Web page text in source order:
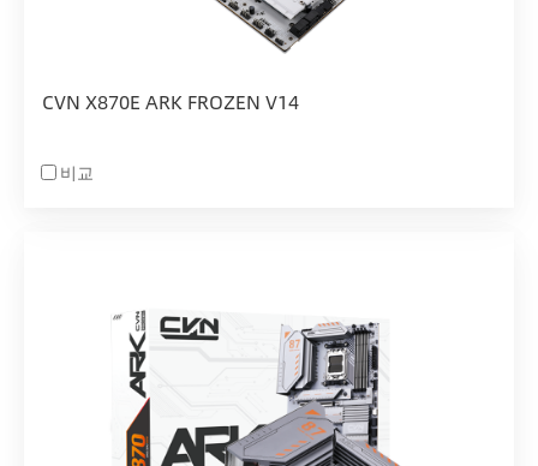
CVN X870E ARK FROZEN V14
비교